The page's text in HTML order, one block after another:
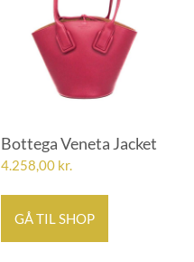
Bottega Veneta Jacket
4.258,00 kr.
GÅ TIL SHOP